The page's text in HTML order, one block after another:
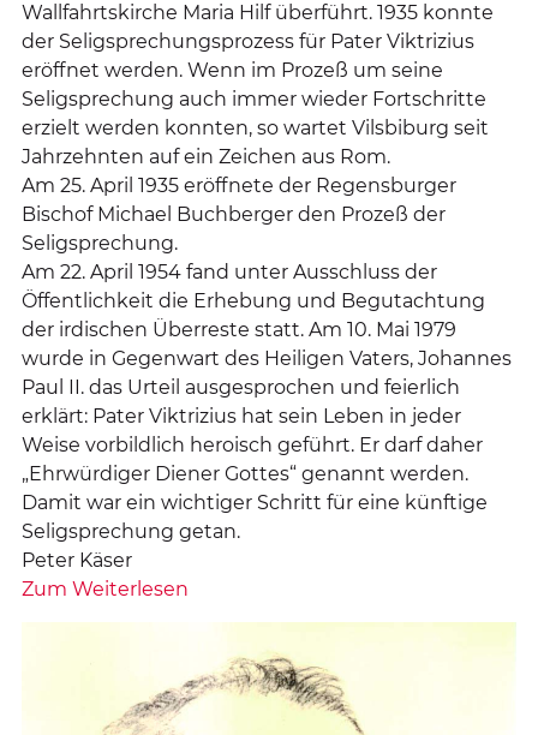
Wallfahrtskirche Maria Hilf überführt. 1935 konnte
der Seligsprechungsprozess für Pater Viktrizius
eröffnet werden. Wenn im Prozeß um seine
Seligsprechung auch immer wieder Fortschritte
erzielt werden konnten, so wartet Vilsbiburg seit
Jahrzehnten auf ein Zeichen aus Rom.
Am 25. April 1935 eröffnete der Regensburger
Bischof Michael Buchberger den Prozeß der
Seligsprechung.
Am 22. April 1954 fand unter Ausschluss der
Öffentlichkeit die Erhebung und Begutachtung
der irdischen Überreste statt. Am 10. Mai 1979
wurde in Gegenwart des Heiligen Vaters, Johannes
Paul II. das Urteil ausgesprochen und feierlich
erklärt: Pater Viktrizius hat sein Leben in jeder
Weise vorbildlich heroisch geführt. Er darf daher
„Ehrwürdiger Diener Gottes“ genannt werden.
Damit war ein wichtiger Schritt für eine künftige
Seligsprechung getan.
Peter Käser
Zum Weiterlesen